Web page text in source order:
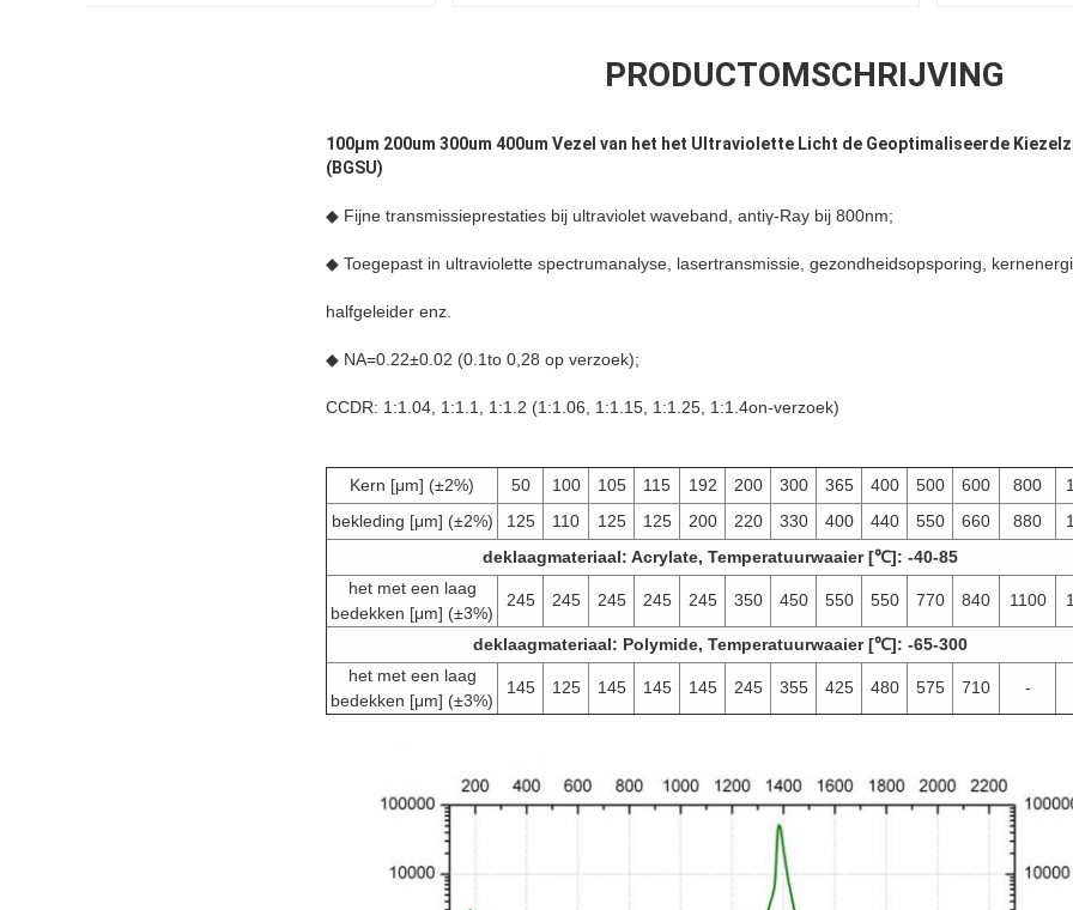
PRODUCTOMSCHRIJVING
100μm 200um 300um 400um Vezel van het het Ultraviolette Licht de Geoptimaliseerde
(BGSU)
◆ Fijne transmissieprestaties bij ultraviolet waveband, antiγ-Ray bij 800nm;
◆ Toegepast in ultraviolette spectrumanalyse, lasertransmissie, gezondheidsopsporing,
halfgeleider enz.
◆ NA=0.22±0.02 (0.1to 0,28 op verzoek);
CCDR: 1:1.04, 1:1.1, 1:1.2 (1:1.06, 1:1.15, 1:1.25, 1:1.4on-verzoek)
Kern [μm] (±2%) 50 100 105 115 192 200 300 365 400 500 600 800
bekleding [μm] (±2%)
125 110 125 125 200 220 330 400 440 550 660 880
deklaagmateriaal: Acrylate, Temperatuurwaaier [℃]: -40-85
het met een laag
bedekken [μm] (±3%)
245 245 245 245 245 350 450 550 550 770 840 1100
deklaagmateriaal: Polymide, Temperatuurwaaier [℃]: -65-300
het met een laag
bedekken [μm] (±3%)
145 125 145 145 145 245 355 425 480 575 710 -